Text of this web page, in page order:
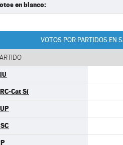
en blanco:
VOTOS POR PARTIDOS EN
Cat Sí